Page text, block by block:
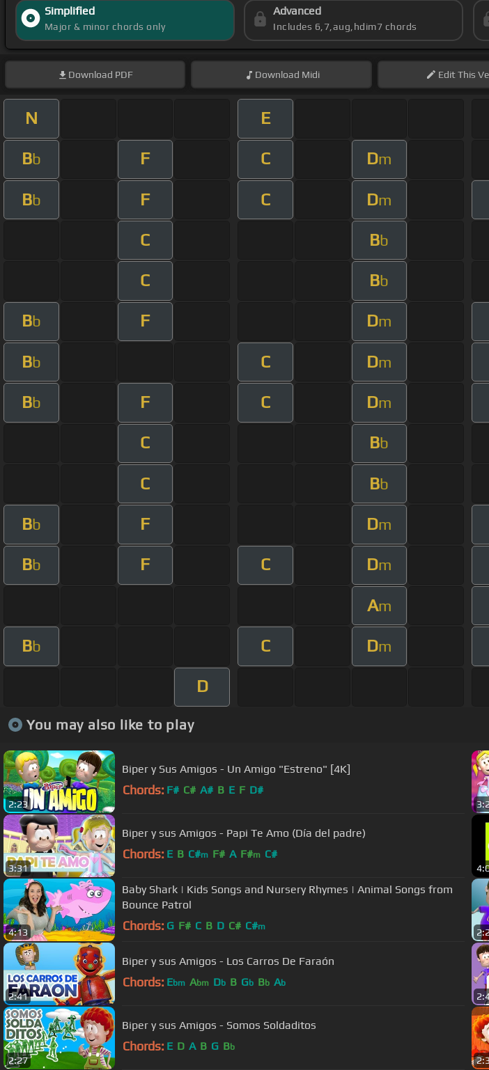
Simplified
Major & minor chords only
Advanced
Includes 6,7,aug,hdim7 chords
Download PDF Download Midi EditThis
N E
Bb F C Dm
Bb F C Dm
C Bb
C Bb
Bb F Dm
Bb C Dm
Bb F C Dm
C Bb
C Bb
Bb F Dm
Bb F C Dm
Am
Bb C Dm
D
You may also like to play
2:23
Biper y Sus Amigos - Un Amigo "Estreno" [4K]
Chords: F# C# A# B E F D#
3:31
Biper y sus Amigos - Papi Te Amo (Día del padre)
Chords: E B C#m F# A F#m C#
4:13
Baby Shark | Kids Songs and Nursery Rhymes | Animal Songs from
Bounce Patrol
Chords: G F# C B D C# C#m
2:41
Biper y sus Amigos - Los Carros De Faraón
Chords: Ebm Abm Db B Gb Bb Ab
2:27
Biper y sus Amigos - Somos Soldaditos
Chords: E D A B G Bb